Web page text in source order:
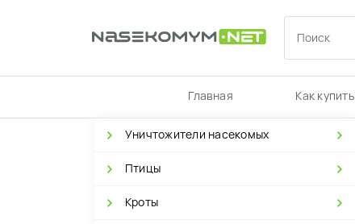
Главная Как купить
Уничтожители насекомых
Птицы
Кроты